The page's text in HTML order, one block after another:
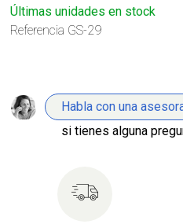
Últimas unidades en stock
Referencia GS-29
Habla con una
si tienes alguna